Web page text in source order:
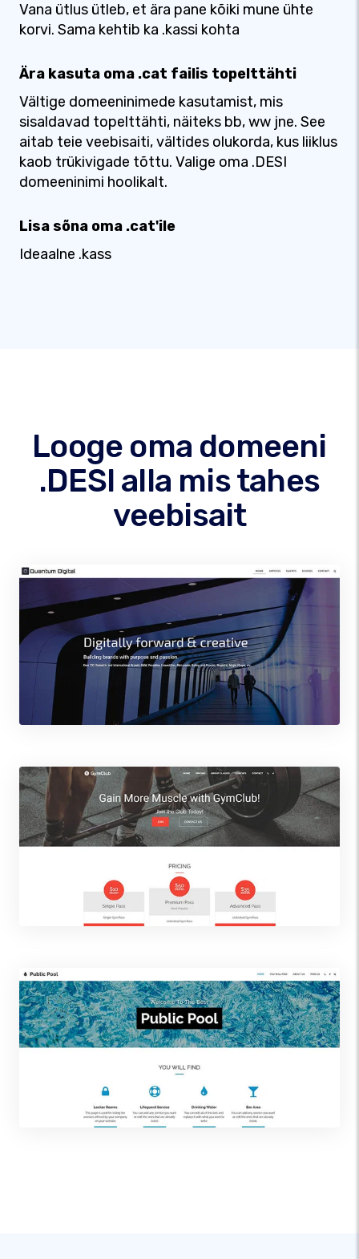
Vana ütlus ütleb, et ära pane kõiki mune ühte
korvi. Sama kehtib ka .kassi kohta
Ära kasuta oma .cat failis topelttähti
Vältige domeeninimede kasutamist, mis
sisaldavad topelttähti, näiteks bb, ww jne. See
aitab teie veebisaiti, vältides olukorda, kus liiklus
kaob trükivigade tõttu. Valige oma .DESI
domeeninimi hoolikalt.
Lisa sõna oma .cat'ile
Ideaalne .kass
Looge oma domeeni
.DESI alla mis tahes
veebisait